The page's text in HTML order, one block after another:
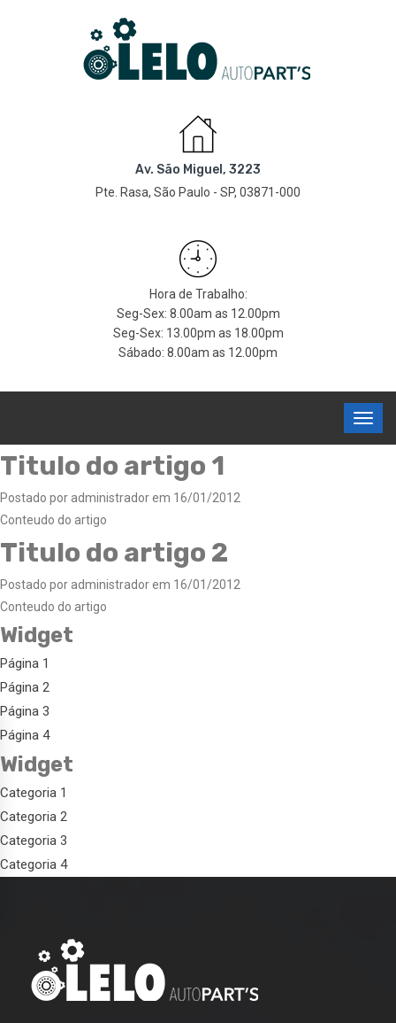
Av. São Miguel, 3223
Pte. Rasa, São Paulo - SP, 03871-000
Hora de Trabalho:
Seg-Sex: 8.00am as 12.00pm
Seg-Sex: 13.00pm as 18.00pm
Sábado: 8.00am as 12.00pm
Titulo do artigo 1
Postado por administrador em 16/01/2012
Conteudo do artigo
Titulo do artigo 2
Postado por administrador em 16/01/2012
Conteudo do artigo
Widget
Página 1
Página 2
Página 3
Página 4
Widget
Categoria 1
Categoria 2
Categoria 3
Categoria 4